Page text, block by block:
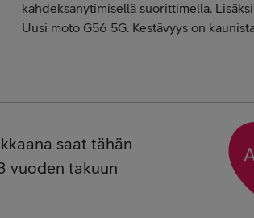
kahdeksanytimisellä suorittimella.
Uusi moto G56 5G. Kestävyys on
saat tähän
vuoden takuun